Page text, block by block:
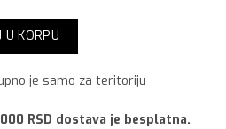
White,25 kg Akcija za kupljenih
U KORPU
je samo za teritoriju
RSD dostava je besplatna.